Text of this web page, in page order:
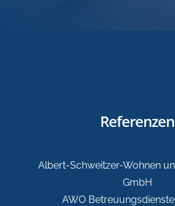
Referenzen
Albert-Schweitzer-Wohnen
GmbH
AWO